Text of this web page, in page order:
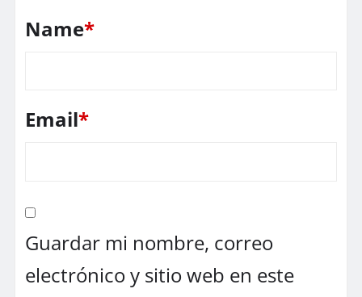
Name*
Email*
Guardar mi nombre, correo
electrónico y sitio web en este